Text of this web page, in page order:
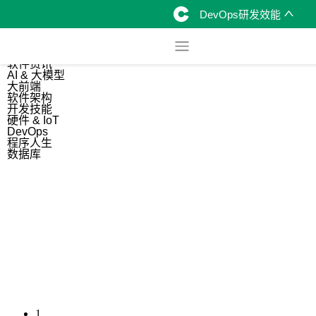
DevOps研发效能
软件资讯
AI & 大模型
大前端
软件架构
开发技能
硬件 & IoT
DevOps
程序人生
数据库
1